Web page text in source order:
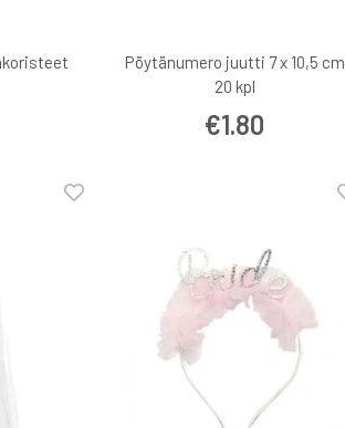
Pöytänumero juutti 7 x 10,5 cm
20 kpl
€1.80